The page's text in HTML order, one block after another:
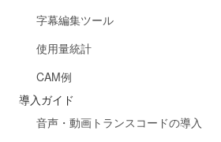
字幕編集ツール
使用量統計
CAM例
導入ガイド
音声・動画トランスコードの導入